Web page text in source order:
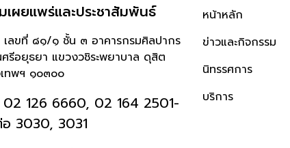
เผยแพร่และประชาสัมพันธ์
เลขที่ ๘๑/๑ ชั้น ๓ อาคารกรมศิลปากร
รีอยุธยา แขวงวชิระพยาบาล ดุสิต
ทพฯ ๑๐๓๐๐
02 126 6660, 02 164 2501-
3030, 3031
หน้าหลัก
ข่าวและกิจกรรม
นิทรรศการ
บริการ